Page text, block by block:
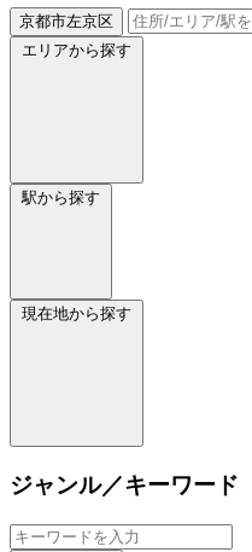
京都市左京区
エリアから探す
駅から探す
現在地から探す
ジャンル／キーワード